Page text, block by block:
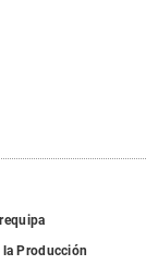
Producción